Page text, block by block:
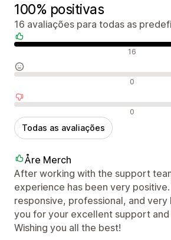
100% positivas
16 avaliações para todas as
Avaliações positivas 16
Avaliações neutras 0
Avaliações negativas 0
Todas as avaliações
Åre Merch
After working with the support
experience has been very
responsive, professional, and very
you for your excellent support and
Wishing you all the best!